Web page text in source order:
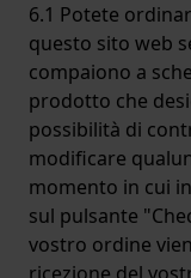
6.1 Potete
questo sito web
compaiono a
prodotto che
possibilità di
modificare
momento in cui
sul pulsante
vostro ordine